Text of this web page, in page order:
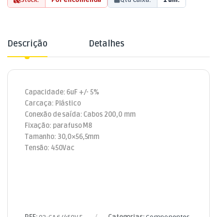
Descrição Detalhes
Capacidade: 6uF +/- 5%
Carcaça: Plástico
Conexão de saída: Cabos 200,0 mm
Fixação: parafuso M8
Tamanho: 30,0×56,5mm
Tensão: 450Vac